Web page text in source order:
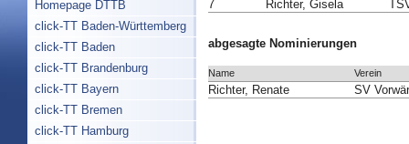
Homepage DTTB
click-TT Baden-Württemberg
click-TT Baden
click-TT Brandenburg
click-TT Bayern
click-TT Bremen
click-TT Hamburg
7
Richter, Gisela
abgesagte Nominierungen
Name Verein
Richter, Renate SV